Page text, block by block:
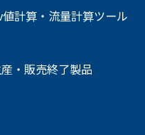
値計算・流量計算ツール
・販売終了製品